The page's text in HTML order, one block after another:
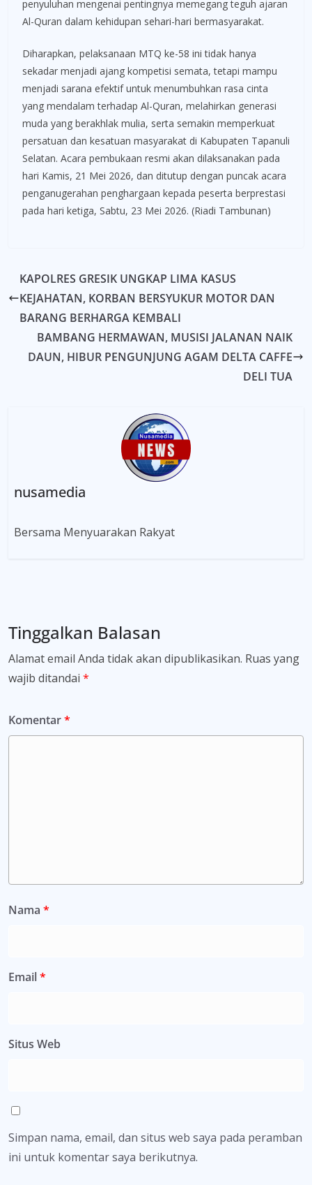
penyuluhan mengenai pentingnya memegang teguh ajaran
Al-Quran dalam kehidupan sehari-hari bermasyarakat.
Diharapkan, pelaksanaan MTQ ke-58 ini tidak hanya
sekadar menjadi ajang kompetisi semata, tetapi mampu
menjadi sarana efektif untuk menumbuhkan rasa cinta
yang mendalam terhadap Al-Quran, melahirkan generasi
muda yang berakhlak mulia, serta semakin memperkuat
persatuan dan kesatuan masyarakat di Kabupaten Tapanuli
Selatan. Acara pembukaan resmi akan dilaksanakan pada
hari Kamis, 21 Mei 2026, dan ditutup dengan puncak acara
penganugerahan penghargaan kepada peserta berprestasi
pada hari ketiga, Sabtu, 23 Mei 2026. (Riadi Tambunan)
KAPOLRES GRESIK UNGKAP LIMA KASUS
KEJAHATAN, KORBAN BERSYUKUR MOTOR DAN
BARANG BERHARGA KEMBALI
BAMBANG HERMAWAN, MUSISI JALANAN NAIK
DAUN, HIBUR PENGUNJUNG AGAM DELTA CAFFE
DELI TUA
nusamedia
Bersama Menyuarakan Rakyat
Tinggalkan Balasan
Alamat email Anda tidak akan dipublikasikan. Ruas yang
wajib ditandai *
Komentar*
Nama *
Email*
Situs Web
Simpan nama, email, dan situs web saya pada peramban
ini untuk komentar saya berikutnya.